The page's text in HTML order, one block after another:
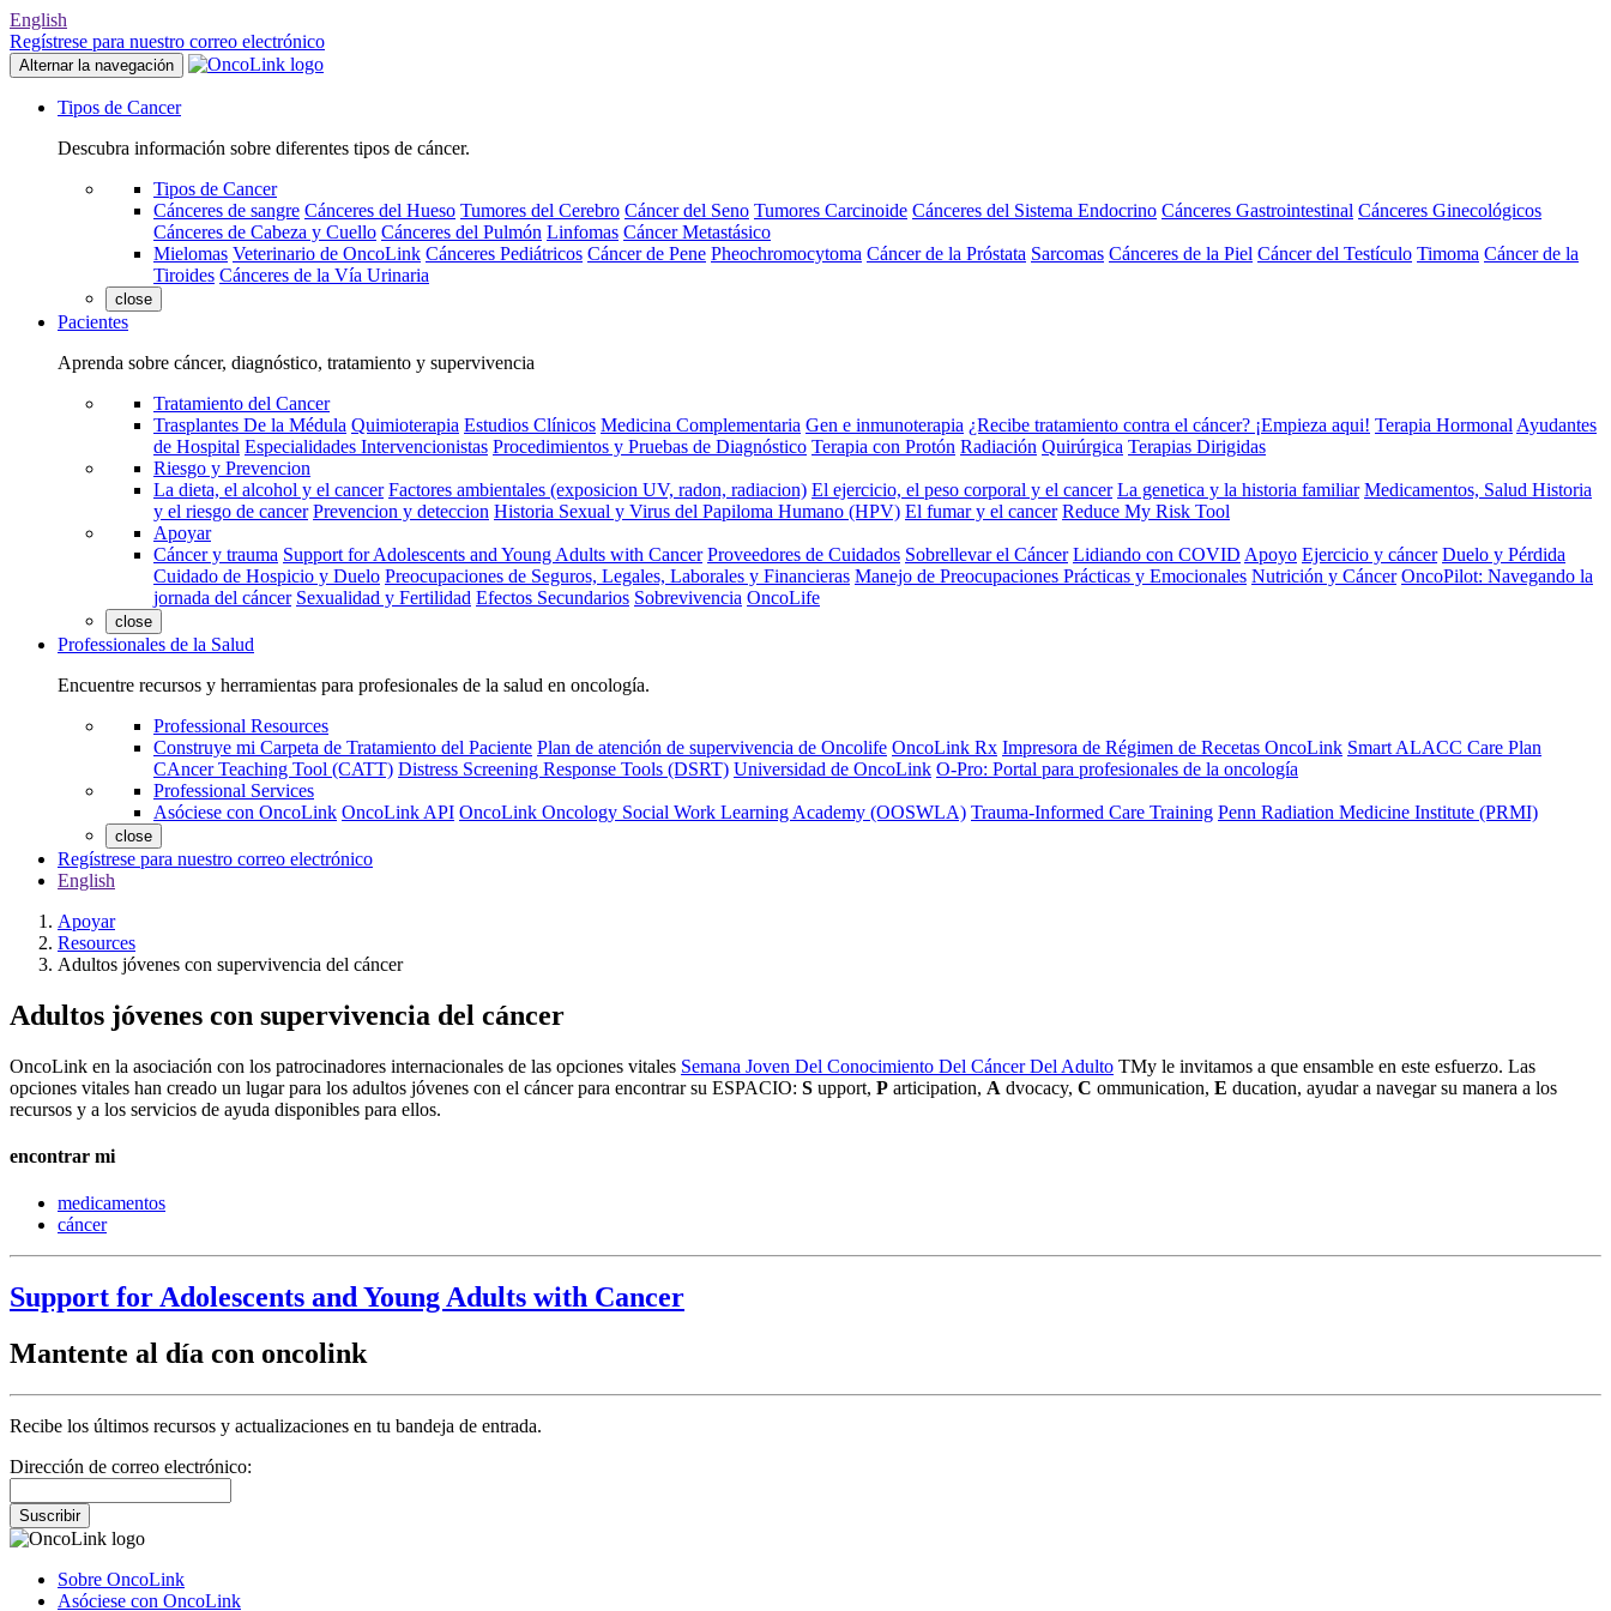
English
Regístrese para nuestro correo electrónico
Alternar la navegación
Tipos de Cancer
Descubra información sobre diferentes tipos de cáncer.
Tipos de Cancer
Cánceres de sangre Cánceres del Hueso Tumores del Cerebro Cáncer del Seno Tumores Carcinoide Cánceres del Sistema Endocrino Cánceres Gastrointestinal Cánceres Ginecológicos
Cánceres de Cabeza y Cuello Cánceres del Pulmón Linfomas Cáncer Metastásico
Mielomas Veterinario de OncoLink Cánceres Pediátricos Cáncer de Pene Pheochromocytoma Cáncer de la Próstata Sarcomas Cánceres de la Piel Cáncer del Testículo Timoma Cáncer de la
Tiroides Cánceres de la Vía Urinaria
close
Pacientes
Aprenda sobre cáncer, diagnóstico, tratamiento y supervivencia
Tratamiento del Cancer
Trasplantes De la Médula Quimioterapia Estudios Clínicos Medicina Complementaria Gen e inmunoterapia ¿Recibe tratamiento contra el cáncer? ¡Empieza aqui! Terapia Hormonal Ayudantes
de Hospital Especialidades Intervencionistas Procedimientos y Pruebas de Diagnóstico Terapia con Protón Radiación Quirúrgica Terapias Dirigidas
Riesgo y Prevencion
La dieta, el alcohol y el cancer Factores ambientales (exposicion UV, radon, radiacion) El ejercicio, el peso corporal y el cancer La genetica y la historia familiar Medicamentos, Salud Historia
y el riesgo de cancer Prevencion y deteccion Historia Sexual y Virus del Papiloma Humano (HPV) El fumar y el cancer Reduce My Risk Tool
Apoyar
Cáncer y trauma Support for Adolescents and Young Adults with Cancer Proveedores de Cuidados Sobrellevar el Cáncer Lidiando con COVID Apoyo Ejercicio y cáncer Duelo y Pérdida
Cuidado de Hospicio y Duelo Preocupaciones de Seguros, Legales, Laborales y Financieras Manejo de Preocupaciones Prácticas y Emocionales Nutrición y Cáncer OncoPilot: Navegando la
jornada del cáncer Sexualidad y Fertilidad Efectos Secundarios Sobrevivencia OncoLife
close
Professionales de la Salud
Encuentre recursos y herramientas para profesionales de la salud en oncología.
Professional Resources
Construye mi Carpeta de Tratamiento del Paciente Plan de atención de supervivencia de Oncolife OncoLink Rx Impresora de Régimen de Recetas OncoLink Smart ALACC Care Plan
CAncer Teaching Tool (CATT) Distress Screening Response Tools (DSRT) Universidad de OncoLink O-Pro: Portal para profesionales de la oncología
Professional Services
Asóciese con OncoLink OncoLink API OncoLink Oncology Social Work Learning Academy (OOSWLA) Trauma-Informed Care Training Penn Radiation Medicine Institute (PRMI)
close
Regístrese para nuestro correo electrónico
English
Apoyar
Resources
Adultos jóvenes con supervivencia del cáncer
Adultos jóvenes con supervivencia del cáncer
OncoLink en la asociación con los patrocinadores internacionales de las opciones vitales Semana Joven Del Conocimiento Del Cáncer Del Adulto TMy le invitamos a que ensamble en este esfuerzo. Las
opciones vitales han creado un lugar para los adultos jóvenes con el cáncer para encontrar su ESPACIO: S upport, P articipation, A dvocacy, C ommunication, E ducation, ayudar a navegar su manera a los
recursos y a los servicios de ayuda disponibles para ellos.
encontrar mi
medicamentos
cáncer
Support for Adolescents and Young Adults with Cancer
Mantente al día con oncolink
Recibe los últimos recursos y actualizaciones en tu bandeja de entrada.
Dirección de correo electrónico:
Suscribir
Sobre OncoLink
Asóciese con OncoLink